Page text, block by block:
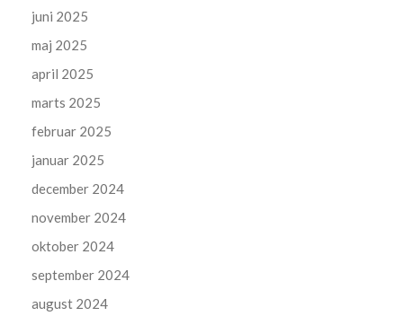
juni 2025
maj 2025
april 2025
marts 2025
februar 2025
januar 2025
december 2024
november 2024
oktober 2024
september 2024
august 2024